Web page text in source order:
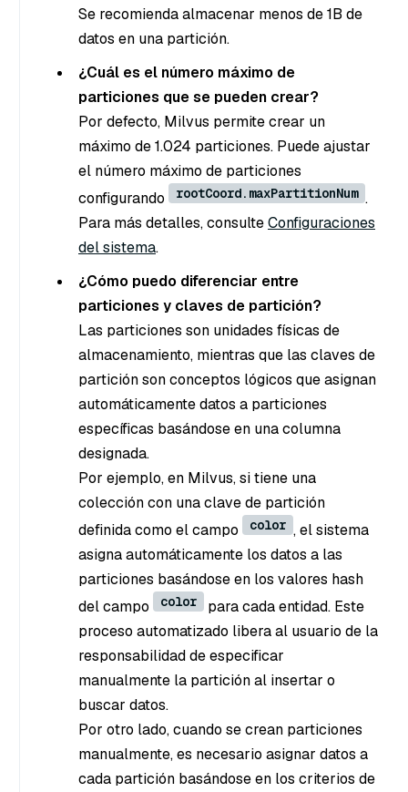
Se recomienda almacenar menos de 1B de
datos en una partición.
¿Cuál es el número máximo de
particiones que se pueden crear?
Por defecto, Milvus permite crear un
máximo de 1.024 particiones. Puede ajustar
el número máximo de particiones
configurando
rootCoord.maxPartitionNum .
Para más detalles, consulteConfiguraciones
del sistema.
¿Cómo puedo diferenciar entre
particiones y claves de partición?
Las particiones son unidades físicas de
almacenamiento, mientras que las claves de
partición son conceptos lógicos que asignan
automáticamente datos a particiones
específicas basándose en una columna
designada.
Por ejemplo, en Milvus, si tiene una
colección con una clave de partición
definida como el campo
color , el sistema
asigna automáticamente los datos a las
particiones basándose en los valores hash
del campo
color
para cada entidad. Este
proceso automatizado libera al usuario de la
responsabilidad de especificar
manualmente la partición al insertar o
buscar datos.
Por otro lado, cuando se crean particiones
manualmente, es necesario asignar datos a
cada partición basándose en los criterios de